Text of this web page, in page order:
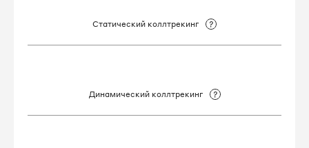
Статический коллтрекинг
Динамический коллтрекинг